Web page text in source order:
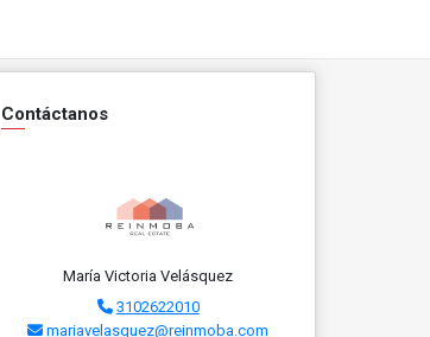
Contáctanos
María Victoria Velásquez
3102622010
mariavelasquez@reinmoba.com